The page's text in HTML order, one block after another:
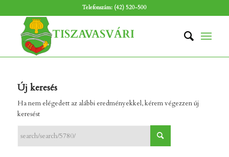
Telefonszám: (42) 520-500
Új keresés
Ha nem elégedett az alábbi eredményekkel, kérem végezzen új
keresést